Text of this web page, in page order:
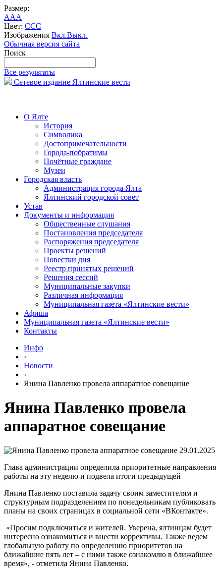
Размер:
AAA
Цвет: CCC
Изображения Вкл.Выкл.
Обычная версия сайта
Поиск
Все результаты
Сетевое издание Ялтинские вести
О Ялте
История
Символика
Достопримечательности
Города-побратимы
Почётные граждане
Музеи
Городская власть
Администрация города Ялта
Ялтинский городской совет
Устав
Документы и информация
Общественные слушания
Постановления председателя
Распоряжения председателя
Проекты решений
Повестки дня
Реестр принятых решений
Решения сессий
Муниципальные закупки
Различная информация
Муниципальная газета «Ялтинские вести»
Афиша
Муниципальная газета «Ялтинские вести»
Контакты
Инфо
›
Новости
›
Янина Павленко провела аппаратное совещание
Янина Павленко провела
аппаратное совещание
29.01.2025
Глава администрации определила приоритетные направления
работы на эту неделю и подвела итоги предыдущей
Янина Павленко поставила задачу своим заместителям и
структурным подразделениям по понедельникам публиковать
планы на своих страницах в социальной сети «ВКонтакте».
«Просим подключиться и жителей. Уверена, ялтинцам будет
интересно ознакомиться и внести коррективы. Также ведем
глобальную работу по определению приоритетов на
ближайшие пять лет – с ними также ознакомлю в ближайшее
время», - отметила Янина Павленко.